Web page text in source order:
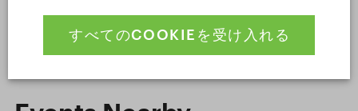
すべてのCOOKIEを受け入れる